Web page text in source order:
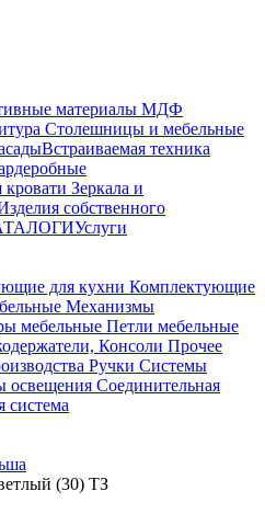
материалы МДФ
Столешницы и мебельные
Встраиваемая техника
Зеркала и
собственного
Услуги
для кухни Комплектующие
Механизмы
мебельные Петли мебельные
Консоли Прочее
Ручки Системы
освещения Соединительная
система
(30) ТЗ